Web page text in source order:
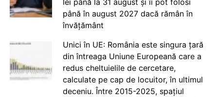
lei până la 31 august și îi pot folosi
până în august 2027 dacă rămân în
învățământ
Unici în UE: România este singura țară
din întreaga Uniune Europeană care a
redus cheltuielile de cercetare,
calculate pe cap de locuitor, în ultimul
deceniu. Între 2015-2025, spațiul